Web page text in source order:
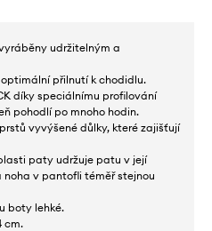
udržitelným a
přilnutí k chodidlu.
díky speciálnímu profilování
pohodlí po mnoho hodin.
vyvýšené důlky, které zajišťují
paty udržuje patu v její
noha v pantofli téměř stejnou
boty lehké.
cm.